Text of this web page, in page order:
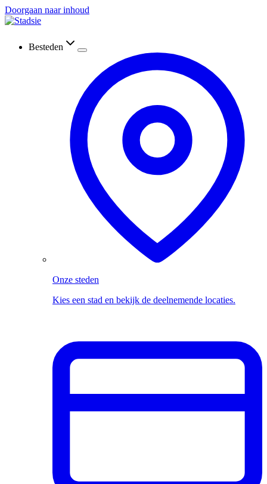
Doorgaan naar inhoud
Besteden
Onze steden
Kies een stad en bekijk de deelnemende locaties.